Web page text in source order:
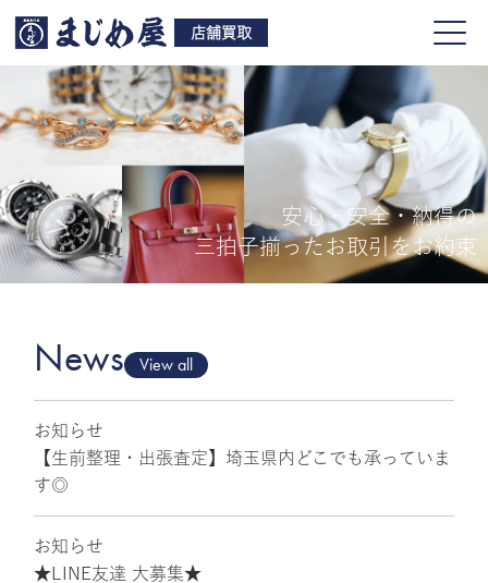
店舗買取
買取品目
店舗一覧
安心・安全・納得の
三拍子揃ったお取引をお約束
News View all
お知らせ
【生前整理・出張査定】埼玉県内どこでも承っていま
す◎
お知らせ
★LINE友達 大募集★